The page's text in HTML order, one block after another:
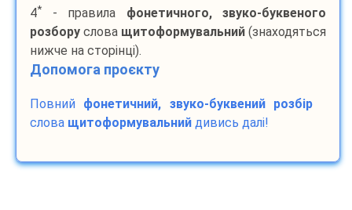
4* - правила фонетичного, звуко-буквеного
розбору слова щитоформувальний (знаходяться
нижче на сторінці).
Допомога проєкту
Повний фонетичний, звуко-буквений розбір
слова щитоформувальний дивись далі!